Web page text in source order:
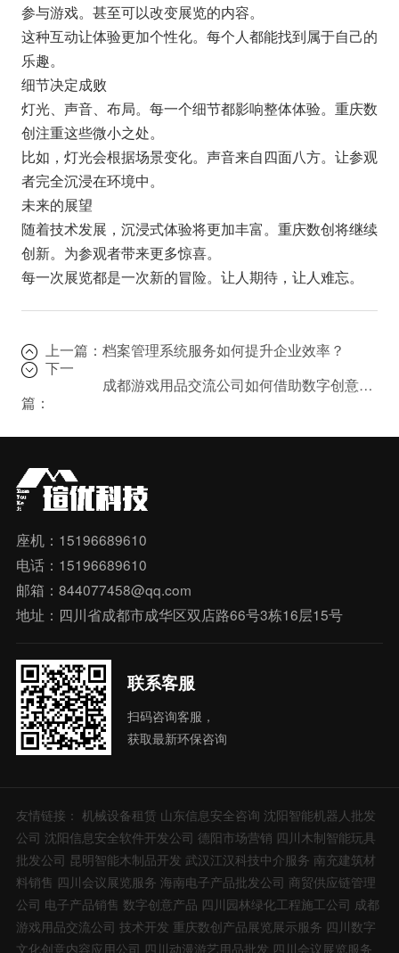
参与游戏。甚至可以改变展览的内容。
这种互动让体验更加个性化。每个人都能找到属于自己的
乐趣。
细节决定成败
灯光、声音、布局。每一个细节都影响整体体验。重庆数
创注重这些微小之处。
比如，灯光会根据场景变化。声音来自四面八方。让参观
者完全沉浸在环境中。
未来的展望
随着技术发展，沉浸式体验将更加丰富。重庆数创将继续
创新。为参观者带来更多惊喜。
每一次展览都是一次新的冒险。让人期待，让人难忘。
上一篇：档案管理系统服务如何提升企业效率？
下一
篇：
成都游戏用品交流公司如何借助数字创意应用服务拓展市场？
座机：15196689610
电话：15196689610
邮箱：844077458@qq.com
地址：四川省成都市成华区双店路66号3栋16层15号
联系客服
扫码咨询客服，
获取最新环保咨询
友情链接： 机械设备租赁 山东信息安全咨询 沈阳智能机器人批发
公司 沈阳信息安全软件开发公司 德阳市场营销 四川木制智能玩具
批发公司 昆明智能木制品开发 武汉江汉科技中介服务 南充建筑材
料销售 四川会议展览服务 海南电子产品批发公司 商贸供应链管理
公司 电子产品销售 数字创意产品 四川园林绿化工程施工公司 成都
游戏用品交流公司 技术开发 重庆数创产品展览展示服务 四川数字
文化创意内容应用公司 四川动漫游艺用品批发 四川会议展览服务